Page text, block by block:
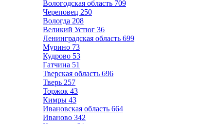
Вологодская область 709
Череповец 250
Вологда 208
Великий Устюг 36
Ленинградская область 699
Мурино 73
Кудрово 53
Гатчина 51
Тверская область 696
Тверь 257
Торжок 43
Кимры 43
Ивановская область 664
Иваново 342